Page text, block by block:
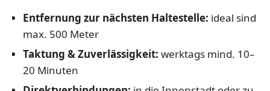
Entfernung zur nächsten Haltestelle: ideal sind
max. 500 Meter
Taktung & Zuverlässigkeit: werktags mind. 10–
20 Minuten